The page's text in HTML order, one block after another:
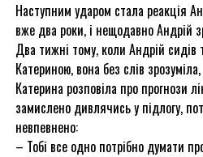
Наступним ударом стала реакція
вже два роки, і нещодавно Андрій
Два тижні тому, коли Андрій сидів
Катериною, вона без слів
Катерина розповіла про прогнози
замислено дивлячись у підлогу,
невпевнено:
– Тобі все одно потрібно думати